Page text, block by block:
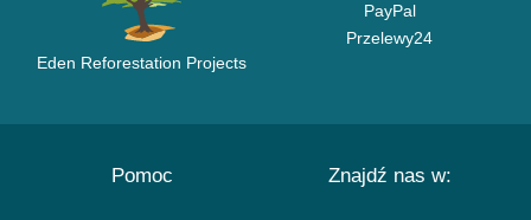
Eden Reforestation Projects
PayPal
Przelewy24
Pomoc Znajdź nas w: